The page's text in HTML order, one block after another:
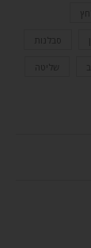
לחץ
סבלנות
שליטה